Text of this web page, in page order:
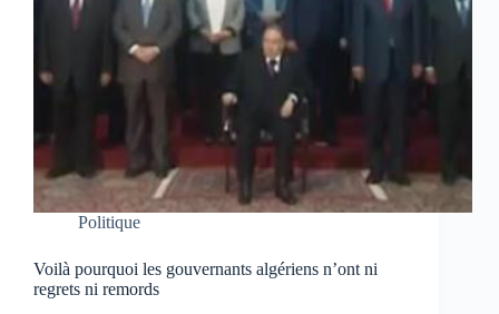
Politique
Voilà pourquoi les gouvernants algériens n’ont ni
regrets ni remords